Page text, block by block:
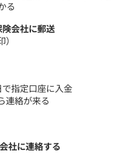
る
会社に郵送
指定口座に入金
連絡が来る
社に連絡する